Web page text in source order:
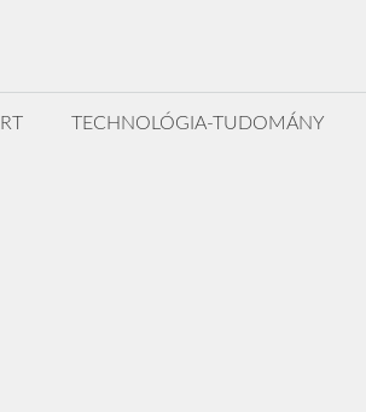
TECHNOLÓGIA-TUDOMÁNY